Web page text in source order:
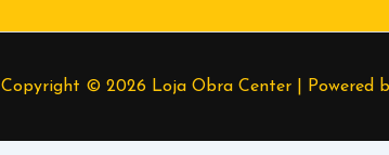
Copyright © 2026 Loja Obra Center | Powered